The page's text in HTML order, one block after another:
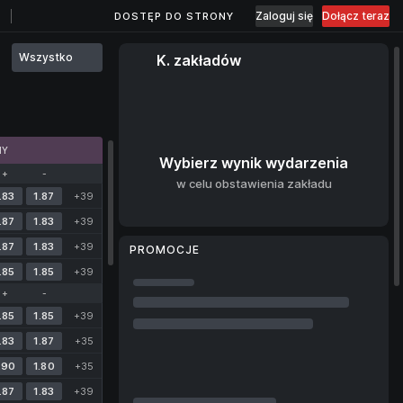
DOSTĘP DO STRONY Zaloguj się Dołącz teraz
Wszystko
+ -
1.87
+39
1.83
+39
1.83
+39
1.85 +39
+ -
1.85
+39
1.87
+35
1.80
+35
1.83
+39
K. zakładów
Wybierz wynik wydarzenia
w celu obstawienia zakładu
PROMOCJE